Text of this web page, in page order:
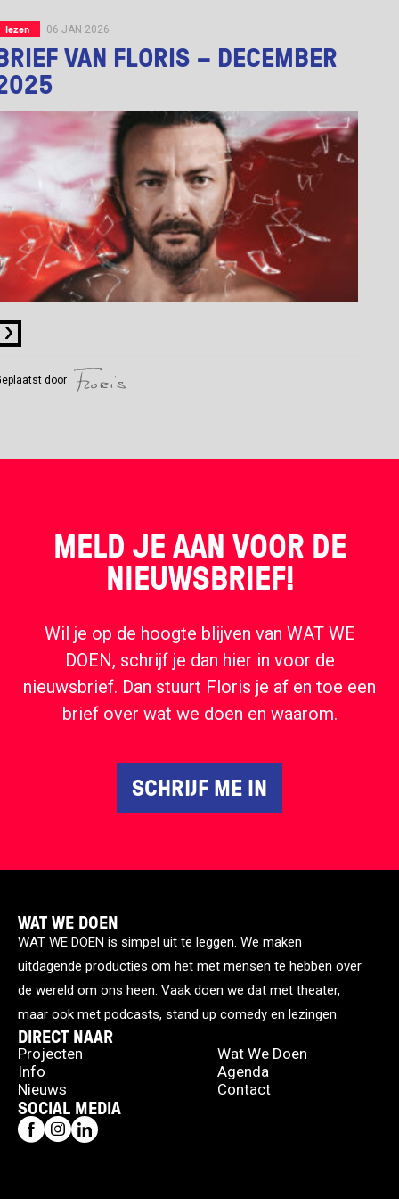
lezen 06 JAN 2026
VAN FLORIS – DECEMBER
door
MELD JE AAN VOOR DE
NIEUWSBRIEF!
Wil je op de hoogte blijven van WAT WE
DOEN, schrijf je dan hier in voor de
nieuwsbrief. Dan stuurt Floris je af en toe een
brief over wat we doen en waarom.
SCHRIJF ME IN
WAT WE DOEN
WAT WE DOEN is simpel uit te leggen. We maken
uitdagende producties om het met mensen te hebben over
de wereld om ons heen. Vaak doen we dat met theater,
maar ook met podcasts, stand up comedy en lezingen.
DIRECT NAAR
Projecten
Info
Nieuws
Wat We Doen
Agenda
Contact
SOCIAL MEDIA